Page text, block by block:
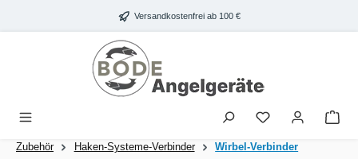
Zum Hauptinhalt springen Versandkostenfrei ab 100 €
Zubehör Haken-Systeme-Verbinder Wirbel-Verbinder